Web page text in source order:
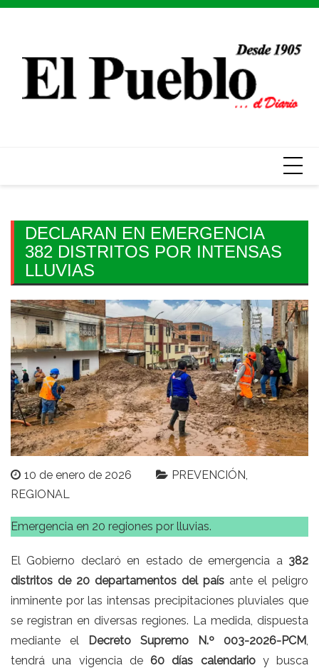
Skip
DECLARAN EN EMERGENCIA
382 DISTRITOS POR INTENSAS
LLUVIAS
10 de enero de 2026
PREVENCIÓN
REGIONAL
Emergencia en 20 regiones por lluvias.
El Gobierno declaró en estado de emergencia a 382
distritos de 20 departamentos del país ante el peligro
inminente por las intensas precipitaciones pluviales que
se registran en diversas regiones. La medida, dispuesta
mediante el
Decreto Supremo N.º 003-2026-PCM
tendrá una vigencia de 60 días calendarioy busca